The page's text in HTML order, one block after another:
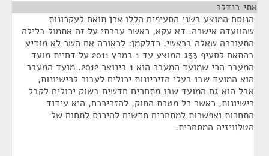
אתי בנדלר
הנוסח המוצע בשני הסעיפים הללו אכן תואם לעקרונות
שהוועדה אישרה. דא עקא, כאשר עברתי על זה אתמול בלילה
התעוררה שאלה בראשי, כדלקמן: לכאורה אם השר לא מודיע
בהתאם לסעיף 33ג המוצע עד 1 במרץ 2011 על דחיית מועד
המעבר הרי שמועד המעבר הוא 1 בינואר 2012. מועד המעבר
הוא המועד שבו בעלי הזיכיונות יכולים לעבור לרישיונות,
אבל הוא גם המועד שבו מתחרים חדשים בשוק יכולים לקבל
רישיונות, כאשר כל מטרת החוק, להזכירכם, היא עידוד
התחרות ואפשרות למתחרים חדשים להיכנס לתחום של
הטלוויזיה המסחרית.